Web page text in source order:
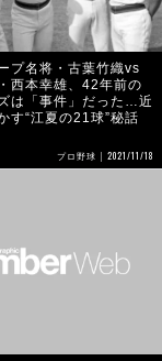
プ名将・古葉竹織vs
西本幸雄、42年前の
は「事件」だった…近
す“江夏の21球”秘話
プロ野球 2021/11/18